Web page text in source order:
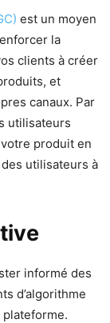
est un moyen
la
clients à créer
et
canaux. Par
utilisateurs
produit en
utilisateurs à
informé des
d’algorithme